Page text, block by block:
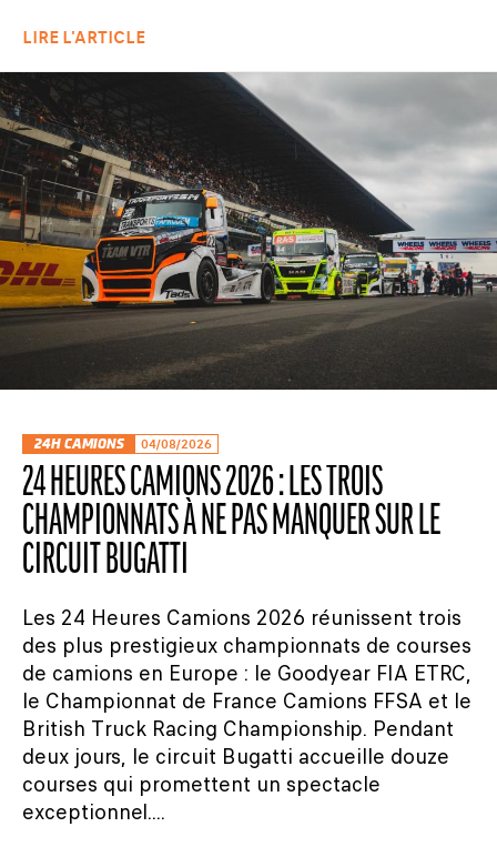
LIRE L'ARTICLE
24H CAMIONS 04/08/2026
24 HEURES CAMIONS 2026 : LES TROIS
CHAMPIONNATS À NE PAS MANQUER SUR LE
CIRCUIT BUGATTI
Les 24 Heures Camions 2026 réunissent trois
des plus prestigieux championnats de courses
de camions en Europe : le Goodyear FIA ETRC,
le Championnat de France Camions FFSA et le
British Truck Racing Championship. Pendant
deux jours, le circuit Bugatti accueille douze
courses qui promettent un spectacle
exceptionnel....